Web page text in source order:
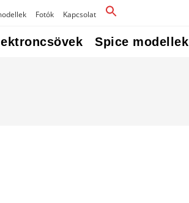
Fotók Kapcsolat
Spice modellek